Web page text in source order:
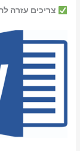
צריכים עזרה